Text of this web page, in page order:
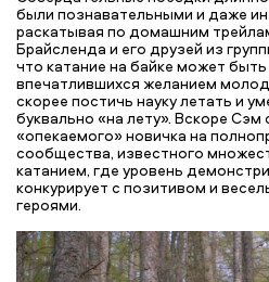
были познавательными и даже
раскатывая по домашним
Брайсленда и его друзей из
что катание на байке может
впечатлившихся желанием
скорее постичь науку летать и
буквально «на лету». Вскоре Сэм
«опекаемого» новичка на
сообщества, известного
катанием, где уровень
конкурирует с позитивом и
героями.